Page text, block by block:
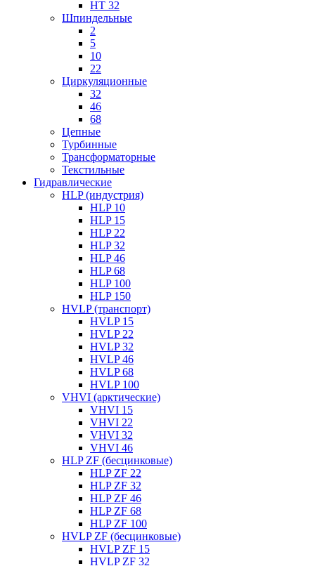
HT 32
Шпиндельные
2
5
10
22
Циркуляционные
32
46
68
Цепные
Турбинные
Трансформаторные
Текстильные
Гидравлические
HLP (индустрия)
HLP 10
HLP 15
HLP 22
HLP 32
HLP 46
HLP 68
HLP 100
HLP 150
HVLP (транспорт)
HVLP 15
HVLP 22
HVLP 32
HVLP 46
HVLP 68
HVLP 100
VHVI (арктические)
VHVI 15
VHVI 22
VHVI 32
VHVI 46
HLP ZF (бесцинковые)
HLP ZF 22
HLP ZF 32
HLP ZF 46
HLP ZF 68
HLP ZF 100
HVLP ZF (бесцинковые)
HVLP ZF 15
HVLP ZF 32